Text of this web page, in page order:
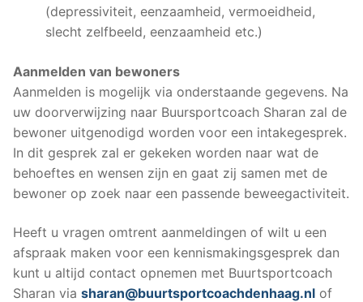
(depressiviteit, eenzaamheid, vermoeidheid,
slecht zelfbeeld, eenzaamheid etc.)
Aanmelden van bewoners
Aanmelden is mogelijk via onderstaande gegevens. Na
uw doorverwijzing naar Buursportcoach Sharan zal de
bewoner uitgenodigd worden voor een intakegesprek.
In dit gesprek zal er gekeken worden naar wat de
behoeftes en wensen zijn en gaat zij samen met de
bewoner op zoek naar een passende beweegactiviteit.
Heeft u vragen omtrent aanmeldingen of wilt u een
afspraak maken voor een kennismakingsgesprek dan
kunt u altijd contact opnemen met Buurtsportcoach
Sharan via sharan@buurtsportcoachdenhaag.nl of